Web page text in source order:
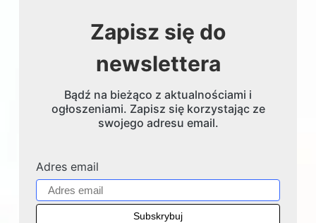
Zapisz się do
newslettera
Bądź na bieżąco z aktualnościami i
ogłoszeniami. Zapisz się korzystając ze
swojego adresu email.
Adres email